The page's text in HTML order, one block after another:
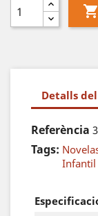

Detalls
Referència
Tags:
Infantil